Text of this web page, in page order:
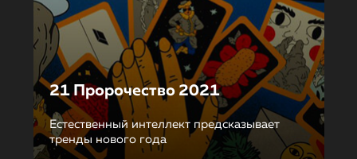
21 Пророчество 2021
Естественный интеллект предсказывает
тренды нового года